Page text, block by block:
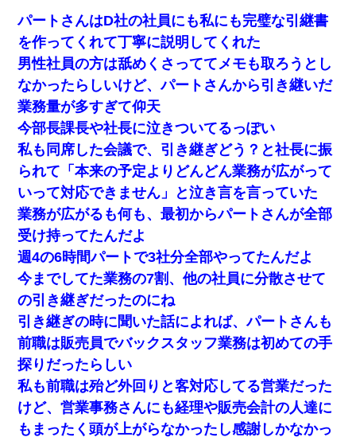
22歳の頃、父に36歳の男性とお見合いをしてくれと頼まれ
た。父の親会社の経営者の息子さんだったので、父も喜ん
で私の写真を送ったんだが→
ワイアラサー主婦、昨晩久しぶりに夫と致した結果ｗｗｗ
ｗｗ
【驚愕】私「今まで育てた分のお金返してね(冗談)」息子
「はい、3000万円」→数年後。私「妹が病気になったから
援助して欲しい」→
上司「何なの、この書類！！」私「あの‥」上司「今は私
が話してるの！」私「ですから」上司「黙って聞きなさ
い！」私「それは」上司「言い訳しない！」→結果ｗｗｗ
ｗｗ
生保レディと行為する為に駆け引きしてみた結果ｗｗｗｗ
ｗｗｗｗｗｗｗｗ
日曜日、会社の窓を見ると同僚の姿。俺（あれ？ディズニ
ーシーじゃ？）→俺電話「今何してんの？」同僚「シーで
並んでること！」俺「会社にいない？」→次の瞬間、すご
い鳥肌が立った
【衝撃】女友達から行為中に告白されてOKした結果
パートさんはD社の社員にも私にも完璧な引継書
を作ってくれて丁寧に説明してくれた
男性社員の方は舐めくさっててメモも取ろうとし
なかったらしいけど、パートさんから引き継いだ
業務量が多すぎて仰天
今部長課長や社長に泣きついてるっぽい
私も同席した会議で、引き継ぎどう？と社長に振
られて「本来の予定よりどんどん業務が広がって
いって対応できません」と泣き言を言っていた
業務が広がるも何も、最初からパートさんが全部
受け持ってたんだよ
週4の6時間パートで3社分全部やってたんだよ
今までしてた業務の7割、他の社員に分散させて
の引き継ぎだったのにね
引き継ぎの時に聞いた話によれば、パートさんも
前職は販売員でバックスタッフ業務は初めての手
探りだったらしい
私も前職は殆ど外回りと客対応してる営業だった
けど、営業事務さんにも経理や販売会計の人達に
もまったく頭が上がらなかったし感謝しかなかっ